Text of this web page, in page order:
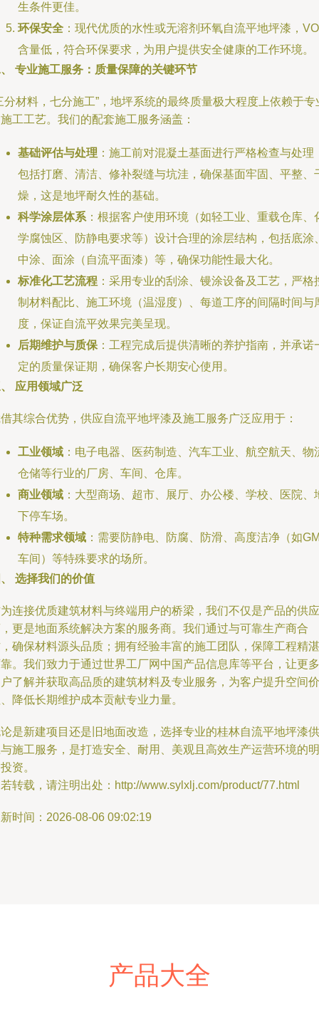
生条件更佳。
环保安全 ：现代优质的水性或无溶剂环氧自流平地坪漆，
含量低，符合环保要求，为用户提供安全健康的工作环境。
专业施工服务：质量保障的关键环节
分材料，七分施工”，地坪系统的最终质量极大程度上依赖于专
工工艺。我们的配套施工服务涵盖：
基础评估与处理 ：施工前对混凝土基面进行严格检查与处理
包括打磨、清洁、修补裂缝与坑洼，确保基面牢固、平整、
燥，这是地坪耐久性的基础。
科学涂层体系 ：根据客户使用环境（如轻工业、重载仓库、
学腐蚀区、防静电要求等）设计合理的涂层结构，包括底涂
中涂、面涂（自流平面漆）等，确保功能性最大化。
标准化工艺流程 ：采用专业的刮涂、镘涂设备及工艺，严格
制材料配比、施工环境（温湿度）、每道工序的间隔时间与
度，保证自流平效果完美呈现。
后期维护与质保 ：工程完成后提供清晰的养护指南，并承诺
定的质量保证期，确保客户长期安心使用。
应用领域广泛
其综合优势，供应自流平地坪漆及施工服务广泛应用于：
工业领域 ：电子电器、医药制造、汽车工业、航空航天、物
仓储等行业的厂房、车间、仓库。
商业领域 ：大型商场、超市、展厅、办公楼、学校、医院、
下停车场。
特种需求领域 ：需要防静电、防腐、防滑、高度洁净（如
车间）等特殊要求的场所。
选择我们的价值
连接优质建筑材料与终端用户的桥梁，我们不仅是产品的供应
更是地面系统解决方案的服务商。我们通过与可靠生产商合
确保材料源头品质；拥有经验丰富的施工团队，保障工程精湛
。我们致力于通过世界工厂网中国产品信息库等平台，让更多
了解并获取高品质的建筑材料及专业服务，为客户提升空间价
降低长期维护成本贡献专业力量。
是新建项目还是旧地面改造，选择专业的桂林自流平地坪漆供
施工服务，是打造安全、耐用、美观且高效生产运营环境的明
资。
转载，请注明出处：http://www.sylxlj.com/product/77.html
时间：2026-08-06 09:02:19
产品大全